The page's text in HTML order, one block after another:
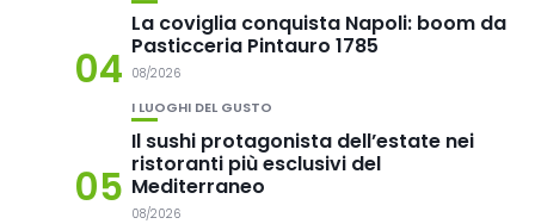
04
La coviglia conquista Napoli: boom da
Pasticceria Pintauro 1785
08/2026
05
I LUOGHI DEL GUSTO
Il sushi protagonista dell’estate nei
ristoranti più esclusivi del
Mediterraneo
08/2026